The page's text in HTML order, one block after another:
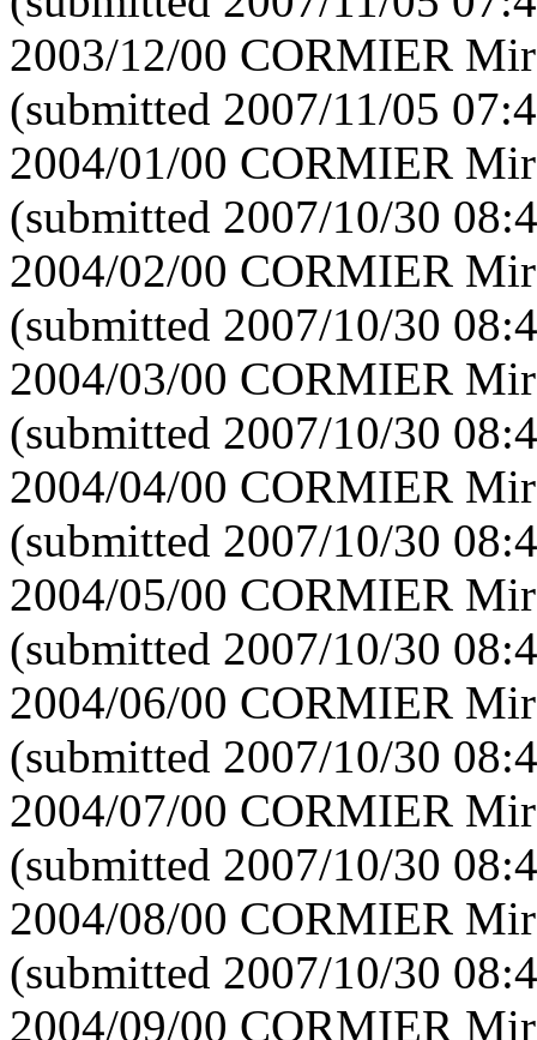
2003/12/00 CORMIER
(submitted 2007/11/05
2004/01/00 CORMIER
(submitted 2007/10/30
2004/02/00 CORMIER
(submitted 2007/10/30
2004/03/00 CORMIER
(submitted 2007/10/30
2004/04/00 CORMIER
(submitted 2007/10/30
2004/05/00 CORMIER
(submitted 2007/10/30
2004/06/00 CORMIER
(submitted 2007/10/30
2004/07/00 CORMIER
(submitted 2007/10/30
2004/08/00 CORMIER
(submitted 2007/10/30
2004/09/00 CORMIER